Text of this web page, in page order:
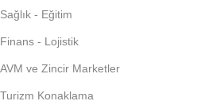
Sağlık - Eğitim
Finans - Lojistik
AVM ve Zincir Marketler
Turizm Konaklama